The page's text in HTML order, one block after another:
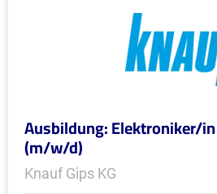
Ausbildung: Elektroniker/
(m/w/d)
Knauf Gips KG